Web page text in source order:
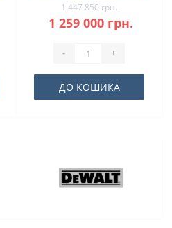
1 447 850 грн.
1 259 000 грн.
- +
ДО КОШИКА